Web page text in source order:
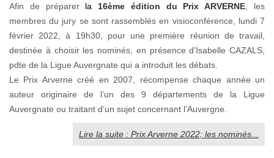
Afin de préparer la 16ème édition du Prix ARVERNE , les
membres du jury se sont rassemblés en visioconférence, lundi 7
février 2022, à 19h30, pour une première réunion de travail,
destinée à choisir les nominés, en présence d’Isabelle CAZALS,
pdte de la Ligue Auvergnate qui a introduit les débats.
Le Prix Arverne créé en 2007, récompense chaque année un
auteur originaire de l’un des 9 départements de la Ligue
Auvergnate ou traitant d’un sujet concernant l’Auvergne.
Lire la suite : Prix Arverne 2022; les nominés...